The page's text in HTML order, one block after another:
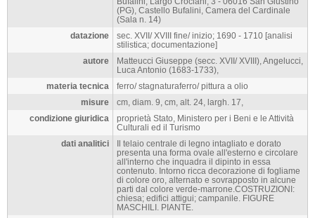
(PG), Castello Bufalini, Camera del Cardinale
(Sala n. 14)
datazione
sec. XVII/ XVIII fine/ inizio; 1690 - 1710 [analisi
stilistica; documentazione]
autore
Matteucci Giuseppe (secc. XVII/ XVIII), Angelucci,
Luca Antonio (1683-1733),
materia tecnica
ferro/ stagnaturaferro/ pittura a olio
misure
cm, diam. 9, cm, alt. 24, largh. 17,
condizione giuridica
proprietà Stato, Ministero per i Beni e le Attività
Culturali ed il Turismo
dati analitici
Il telaio centrale di legno intagliato e dorato
presenta una forma ovale all'esterno e circolare
all'interno che inquadra il dipinto in essa
contenuto. Intorno ricca decorazione di fogliame
di colore oro, alternato e sovrapposto in alcune
parti dal colore verde-marrone.COSTRUZIONI:
chiesa; edifici attigui; campanile. FIGURE
MASCHILI. PIANTE.